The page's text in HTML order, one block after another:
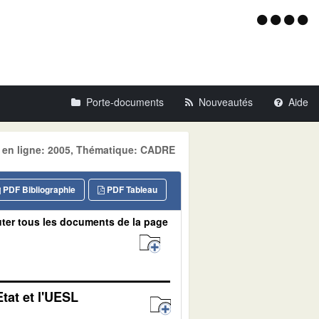
Menu
Porte-documents Nouveautés Aide
ligne: 2005, Thématique: CADRE
PDF Tableau
PDF Bibliographie
tous les documents de la page
et l'UESL